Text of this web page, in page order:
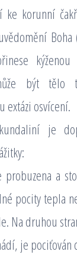
ke korunní
být tělo
extázi osvícení.
je
a
pocity tepla
Na druhou
je pociťován